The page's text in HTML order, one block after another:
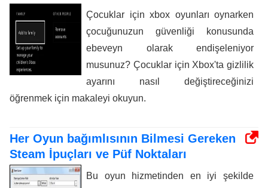
Çocuklar için xbox oyunları oynarken
çocuğunuzun güvenliği konusunda
ebeveyn olarak endişeleniyor
musunuz? Çocuklar için Xbox'ta gizlilik
ayarını nasıl değiştireceğinizi
öğrenmek için makaleyi okuyun.
Her Oyun bağımlısının Bilmesi Gereken
Steam İpuçları ve Püf Noktaları
Bu oyun hizmetinden en iyi şekilde